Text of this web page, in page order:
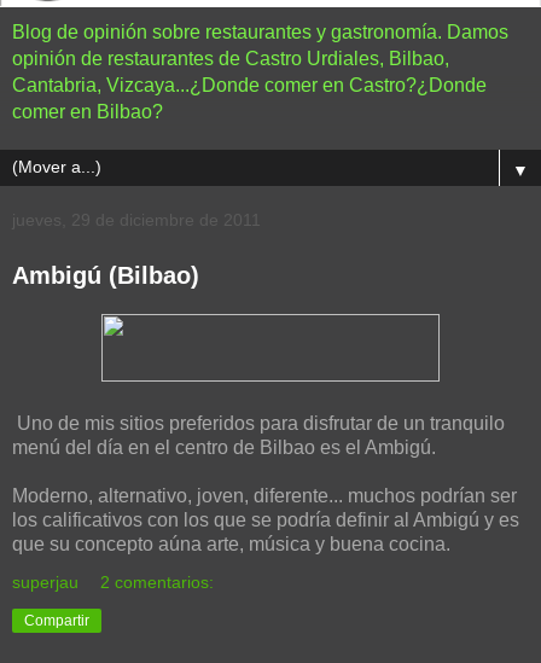
Blog de opinión sobre restaurantes y gastronomía. Damos
opinión de restaurantes de Castro Urdiales, Bilbao,
Cantabria, Vizcaya...¿Donde comer en Castro?¿Donde
comer en Bilbao?
▼
jueves, 29 de diciembre de 2011
Ambigú (Bilbao)
Uno de mis sitios preferidos para disfrutar de un tranquilo
menú del día en el centro de Bilbao es el Ambigú.
Moderno, alternativo, joven, diferente... muchos podrían ser
los calificativos con los que se podría definir al Ambigú y es
que su concepto aúna arte, música y buena cocina.
superjau 2 comentarios:
Compartir